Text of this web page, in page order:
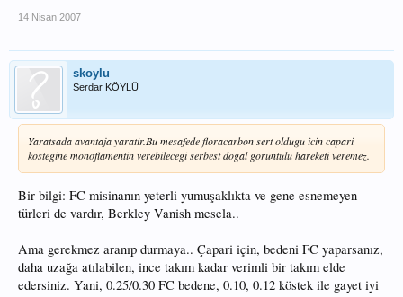
14 Nisan 2007
skoylu
Serdar KÖYLÜ
Yaratsada avantaja yaratir.Bu mesafede floracarbon sert oldugu icin capari
kostegine monoflamentin verebilecegi serbest dogal goruntulu hareketi veremez.
Bir bilgi: FC misinanın yeterli yumuşaklıkta ve gene esnemeyen
türleri de vardır, Berkley Vanish mesela..
Ama gerekmez aranıp durmaya.. Çapari için, bedeni FC yaparsanız,
daha uzağa atılabilen, ince takım kadar verimli bir takım elde
edersiniz. Yani, 0.25/0.30 FC bedene, 0.10, 0.12 köstek ile gayet iyi